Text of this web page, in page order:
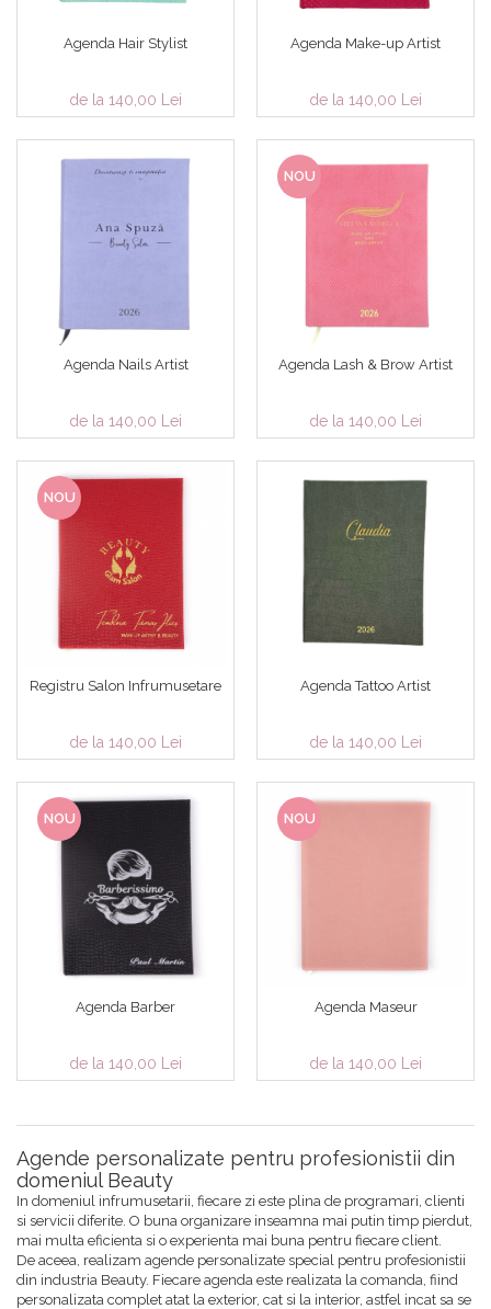
Agenda Hair Stylist
de la 140,00 Lei
Agenda Make-up Artist
de la 140,00 Lei
Agenda Nails Artist
de la 140,00 Lei
NOU
Agenda Lash & Brow Artist
de la 140,00 Lei
NOU
Registru Salon Infrumusetare
de la 140,00 Lei
Agenda Tattoo Artist
de la 140,00 Lei
NOU
Agenda Barber
de la 140,00 Lei
NOU
Agenda Maseur
de la 140,00 Lei
Agende personalizate pentru profesionistii din
domeniul Beauty
In domeniul infrumusetarii, fiecare zi este plina de programari, clienti
si servicii diferite. O buna organizare inseamna mai putin timp pierdut,
mai multa eficienta si o experienta mai buna pentru fiecare client.
De aceea, realizam agende personalizate special pentru profesionistii
din industria Beauty. Fiecare agenda este realizata la comanda, fiind
personalizata complet atat la exterior, cat si la interior, astfel incat sa se